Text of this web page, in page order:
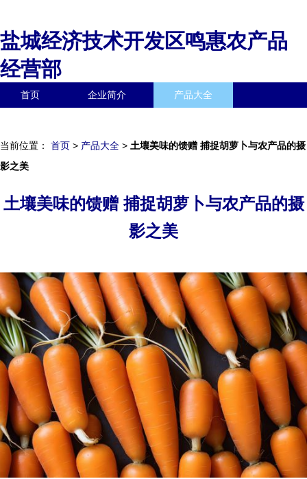
盐城经济技术开发区鸣惠农产品
经营部
首页 企业简介 产品大全
当前位置： 首页 > 产品大全 > 土壤美味的馈赠 捕捉胡萝卜与农产品的摄
影之美
土壤美味的馈赠 捕捉胡萝卜与农产品的摄
影之美